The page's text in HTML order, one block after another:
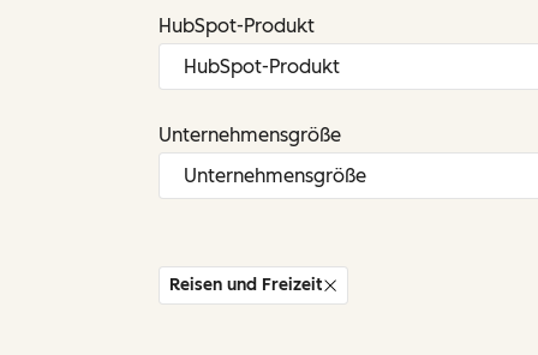
HubSpot-Produkt
Unternehmensgröße
Reisen und Freizeit